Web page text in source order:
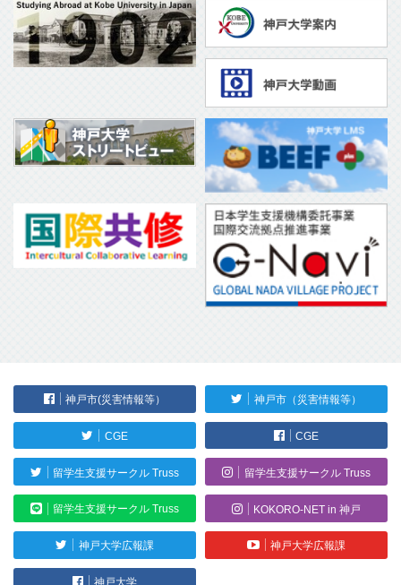
神戸市(災害情報等） 神戸市（災害情報等）
CGE CGE
留学生支援サークル Truss 留学生支援サークル Truss
留学生支援サークル Truss KOKORO-NET in 神戸
神戸大学広報課 神戸大学広報課
神戸大学